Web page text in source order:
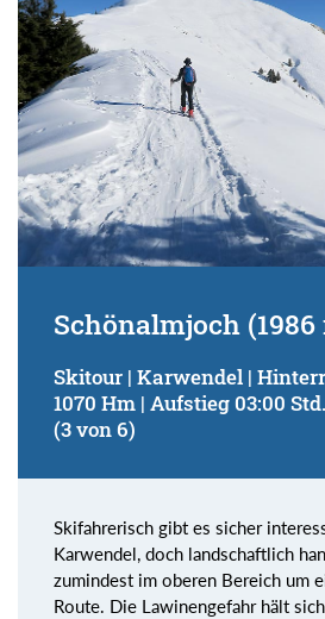
Schönalmjoch (1986
Skitour | Karwendel |
1070 Hm | Aufstieg 03:00
(3 von 6)
Skifahrerisch gibt es sicher
Karwendel, doch landschaftlich
zumindest im oberen Bereich um
Route. Die Lawinengefahr hält